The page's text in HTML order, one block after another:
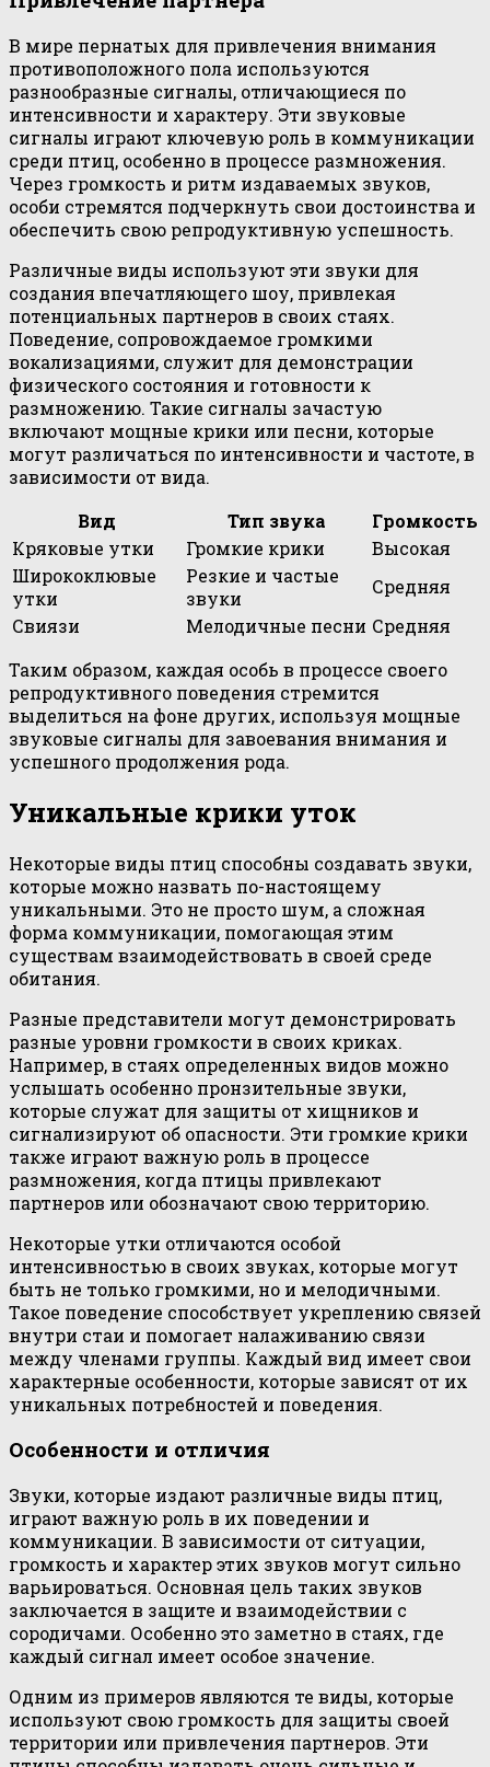
В мире пернатых для привлечения внимания
противоположного пола используются
разнообразные сигналы, отличающиеся по
интенсивности и характеру. Эти звуковые
сигналы играют ключевую роль в коммуникации
среди птиц, особенно в процессе размножения.
Через громкость и ритм издаваемых звуков,
особи стремятся подчеркнуть свои достоинства и
обеспечить свою репродуктивную успешность.
Различные виды используют эти звуки для
создания впечатляющего шоу, привлекая
потенциальных партнеров в своих стаях.
Поведение, сопровождаемое громкими
вокализациями, служит для демонстрации
физического состояния и готовности к
размножению. Такие сигналы зачастую
включают мощные крики или песни, которые
могут различаться по интенсивности и частоте, в
зависимости от вида.
Вид
Тип звука
Громкость
Кряковые утки
Громкие крики
Высокая
Ширококлювые
утки
Резкие и частые
звуки
Средняя
Свиязи
Мелодичные песни Средняя
Таким образом, каждая особь в процессе своего
репродуктивного поведения стремится
выделиться на фоне других, используя мощные
звуковые сигналы для завоевания внимания и
успешного продолжения рода.
Уникальные крики уток
Некоторые виды птиц способны создавать звуки,
которые можно назвать по-настоящему
уникальными. Это не просто шум, а сложная
форма коммуникации, помогающая этим
существам взаимодействовать в своей среде
обитания.
Разные представители могут демонстрировать
разные уровни громкости в своих криках.
Например, в стаях определенных видов можно
услышать особенно пронзительные звуки,
которые служат для защиты от хищников и
сигнализируют об опасности. Эти громкие крики
также играют важную роль в процессе
размножения, когда птицы привлекают
партнеров или обозначают свою территорию.
Некоторые утки отличаются особой
интенсивностью в своих звуках, которые могут
быть не только громкими, но и мелодичными.
Такое поведение способствует укреплению связей
внутри стаи и помогает налаживанию связи
между членами группы. Каждый вид имеет свои
характерные особенности, которые зависят от их
уникальных потребностей и поведения.
Особенности и отличия
Звуки, которые издают различные виды птиц,
играют важную роль в их поведении и
коммуникации. В зависимости от ситуации,
громкость и характер этих звуков могут сильно
варьироваться. Основная цель таких звуков
заключается в защите и взаимодействии с
сородичами. Особенно это заметно в стаях, где
каждый сигнал имеет особое значение.
Одним из примеров являются те виды, которые
используют свою громкость для защиты своей
территории или привлечения партнеров. Эти